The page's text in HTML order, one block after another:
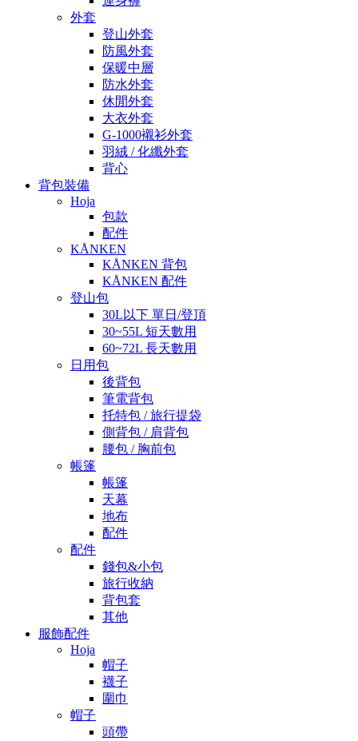
外套
登山外套
防風外套
保暖中層
防水外套
休閒外套
大衣外套
G-1000襯衫外套
羽絨 / 化纖外套
背心
背包裝備
Hoja
包款
配件
KÅNKEN
KÅNKEN 背包
KÅNKEN 配件
登山包
30L以下 單日/登頂
30~55L 短天數用
60~72L 長天數用
日用包
後背包
筆電背包
托特包 / 旅行提袋
側背包 / 肩背包
腰包 / 胸前包
帳篷
帳篷
天幕
地布
配件
配件
錢包&小包
旅行收納
背包套
其他
服飾配件
Hoja
帽子
襪子
圍巾
帽子
頭帶